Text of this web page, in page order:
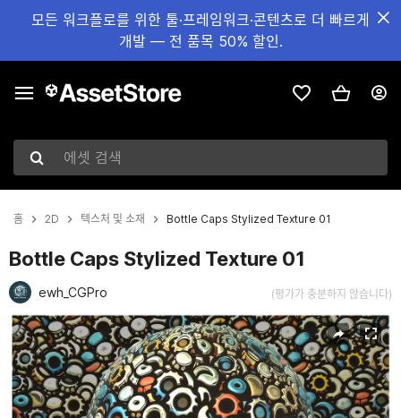
모든 워크플로를 위한 툴·프레임워크·콘텐츠로 더 빠르게
개발 — 전 품목 50% 할인.
에셋 검색
홈 2D 텍스처 및 소재 Bottle Caps Stylized Texture 01
Bottle Caps Stylized Texture 01
ewh_CGPro (평가가 충분하지 않습니다)
현재 슬라이드: 1 / 3